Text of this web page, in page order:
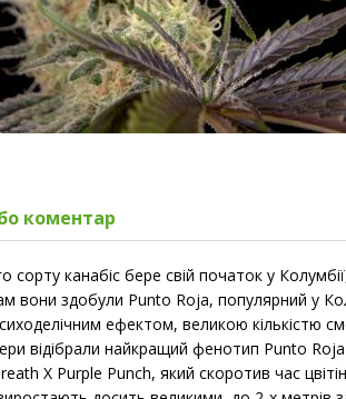
коментар
сорту канабіс бере свій початок у
вони здобули Punto Roja, популярний у
ефектом, великою кількістю
відібрали найкращий фенотип Punto Roja
Х Purple Punch, який скоротив час